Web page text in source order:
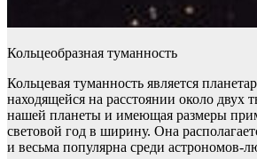
Кольцеобразная туманность
Кольцевая туманность является
находящейся на расстоянии около двух
нашей планеты и имеющая размеры
световой год в ширину. Она
и весьма популярна среди астрономов-